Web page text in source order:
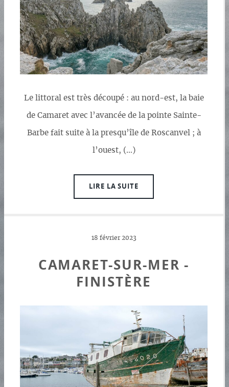
Le littoral est très découpé : au nord-est, la baie
de Camaret avec l’avancée de la pointe Sainte-
Barbe fait suite à la presqu’île de Roscanvel ; à
l’ouest, (…)
LIRE LA SUITE
18 février 2023
CAMARET-SUR-MER -
FINISTÈRE